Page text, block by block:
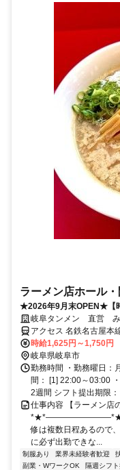
ラーメン店ホール
★2026年9月末OPEN★【
稼げる！★深夜専任のス
岐阜タンメン 直営 み
アクセス 名鉄名古屋本
本線 岐阜中央南口徒歩
30分 21号沿い/「岐阜南
時給1,625円～1,750円
岐阜県岐阜市
勤務時間 ・勤務曜日：
間： [1] 22:00～03:00
2週間 シフト提出期限
仕事内容 【ラーメン店
*★*――――――――*★* ・
修は複数日程あるので
に必ず出勤できな...
制服あり 業界未経験者歓迎
副業・WワークOK
隔週シフト